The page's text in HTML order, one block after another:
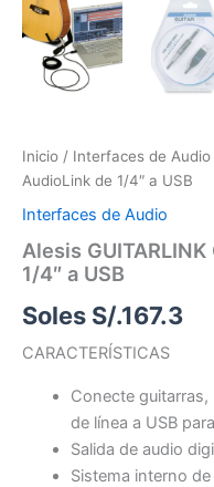
Inicio / Interfaces de Audio
AudioLink de 1/4″ a USB
Interfaces de Audio
Alesis
1/4″ a USB
Soles S/.167.3
CARACTERÍSTICAS
Conecte
de línea a USB
Salida de audio
Sistema interno